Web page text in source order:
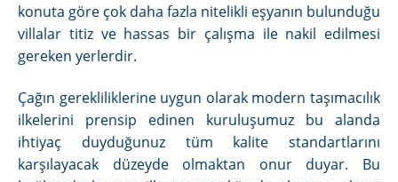
konuta göre çok daha fazla nitelikli eşyanın bulunduğu
villalar titiz ve hassas bir çalışma ile nakil edilmesi
gereken yerlerdir.
Çağın gerekliliklerine uygun olarak modern taşımacılık
ilkelerini prensip edinen kuruluşumuz bu alanda
ihtiyaç duyduğunuz tüm kalite standartlarını
karşılayacak düzeyde olmaktan onur duyar. Bu